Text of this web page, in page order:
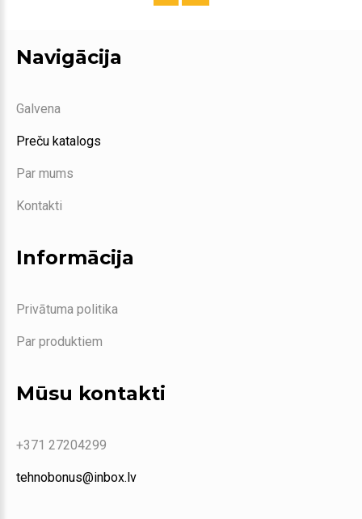
Navigācija
Galvena
Preču katalogs
Par mums
Kontakti
Informācija
Privātuma politika
Par produktiem
Mūsu kontakti
+371 27204299
tehnobonus@inbox.lv